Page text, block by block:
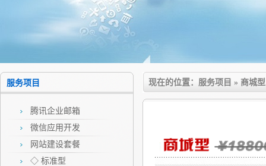
服务项目
腾讯企业邮箱
微信应用开发
网站建设套餐
◇ 标准型
现在的位置：服务项目 » 商城